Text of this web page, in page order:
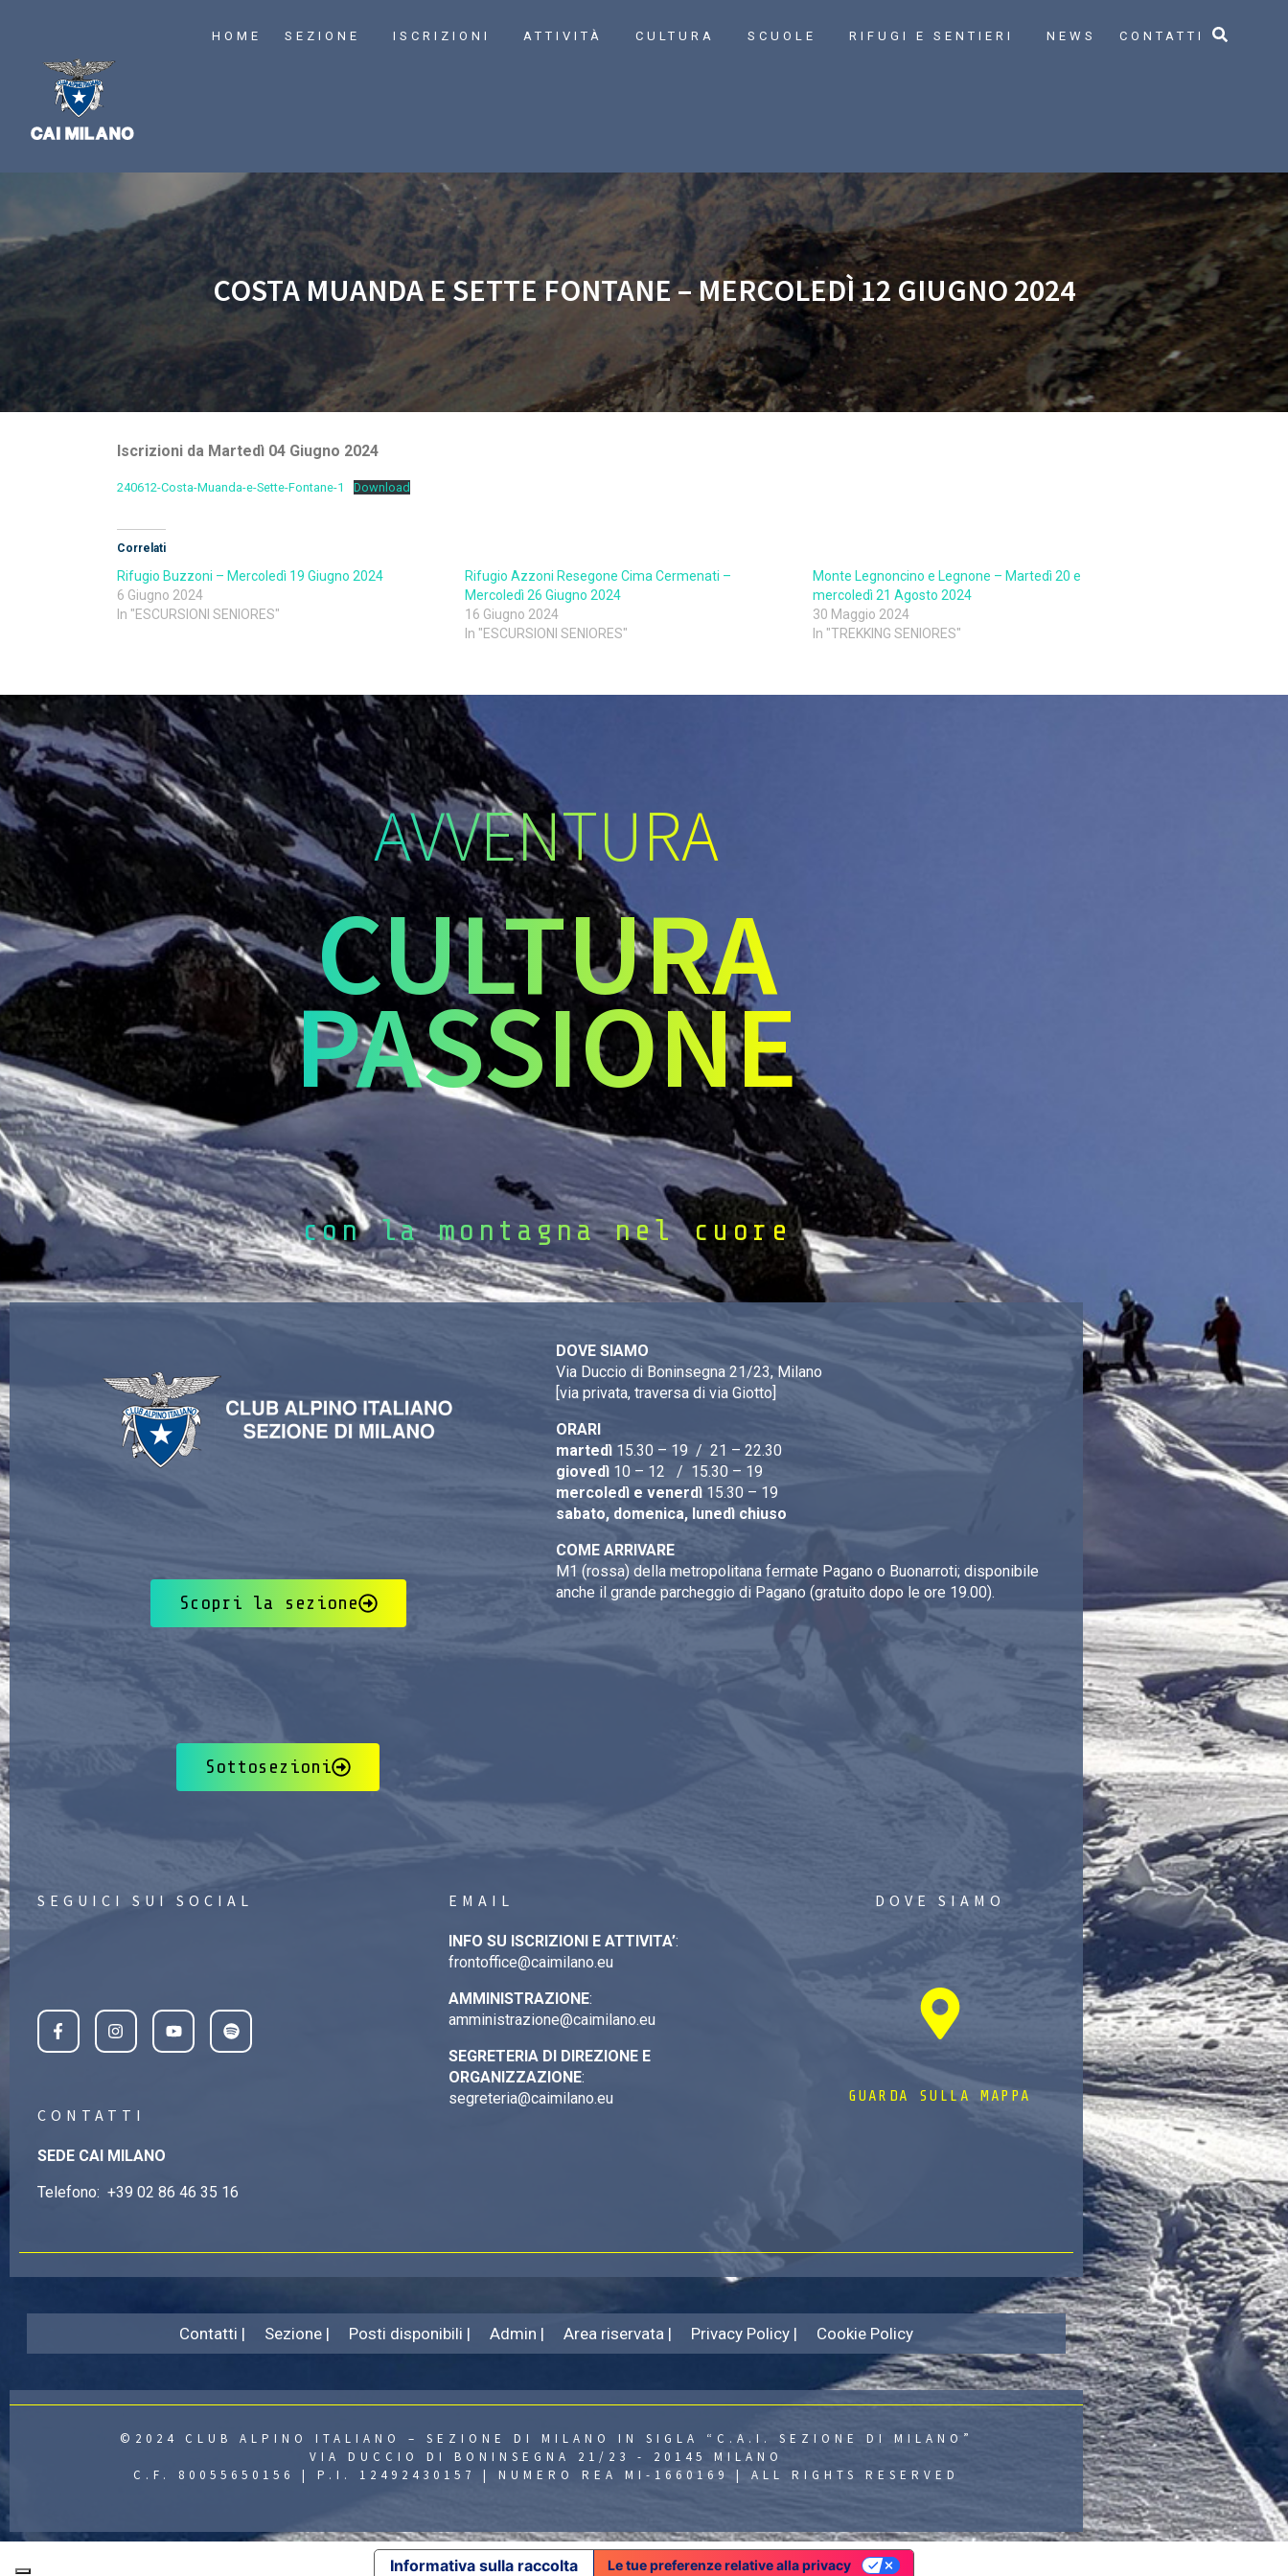
HOME SEZIONE ISCRIZIONI ATTIVITÀ CULTURA SCUOLE RIFUGI E SENTIERI NEWS CONTATTI
COSTA MUANDA E SETTE FONTANE – MERCOLEDÌ 12 GIUGNO 2024
Iscrizioni da Martedì 04 Giugno 2024
240612-Costa-Muanda-e-Sette-Fontane-1 Download
Correlati
Rifugio Buzzoni – Mercoledì 19 Giugno 2024
6 Giugno 2024
In "ESCURSIONI SENIORES"
Rifugio Azzoni Resegone Cima Cermenati –
Mercoledì 26 Giugno 2024
16 Giugno 2024
In "ESCURSIONI SENIORES"
Monte Legnoncino e Legnone – Martedì 20 e
mercoledì 21 Agosto 2024
30 Maggio 2024
In "TREKKING SENIORES"
AVVENTURA
CULTURA
PASSIONE
con la montagna nel cuore
Scopri la sezione
Sottosezioni
DOVE SIAMO
Via Duccio di Boninsegna 21/23, Milano
[via privata, traversa di via Giotto]
ORARI
martedì 15.30 – 19 / 21 – 22.30
giovedì 10 – 12 / 15.30 – 19
mercoledì e venerdì 15.30 – 19
sabato, domenica, lunedì chiuso
COME ARRIVARE
M1 (rossa) della metropolitana fermate Pagano o Buonarroti; disponibile
anche il grande parcheggio di Pagano (gratuito dopo le ore 19.00).
SEGUICI SUI SOCIAL
CONTATTI
SEDE CAI MILANO
Telefono: +39 02 86 46 35 16
EMAIL
INFO SU ISCRIZIONI E ATTIVITA’:
frontoffice@caimilano.eu
AMMINISTRAZIONE:
amministrazione@caimilano.eu
SEGRETERIA DI DIREZIONE E
ORGANIZZAZIONE:
segreteria@caimilano.eu
DOVE SIAMO
GUARDA SULLA MAPPA
Contatti | Sezione | Posti disponibili | Admin | Area riservata | Privacy Policy | Cookie Policy
©2024 CLUB ALPINO ITALIANO – SEZIONE DI MILANO IN SIGLA “C.A.I. SEZIONE DI MILANO”
VIA DUCCIO DI BONINSEGNA 21/23 - 20145 MILANO
C.F. 80055650156 | P.I. 12492430157 | NUMERO REA MI-1660169 | ALL RIGHTS RESERVED
Informativa sulla raccolta Le tue preferenze relative alla privacy